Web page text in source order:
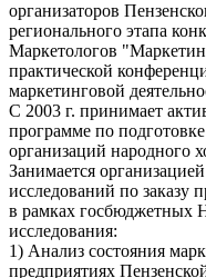
организаторов
регионального этапа
Маркетологов
практической
маркетинговой
С 2003 г. принимает
программе по
организаций народного
Занимается
исследований по заказу
в рамках госбюджетных
исследования:
1) Анализ состояния
предприятиях